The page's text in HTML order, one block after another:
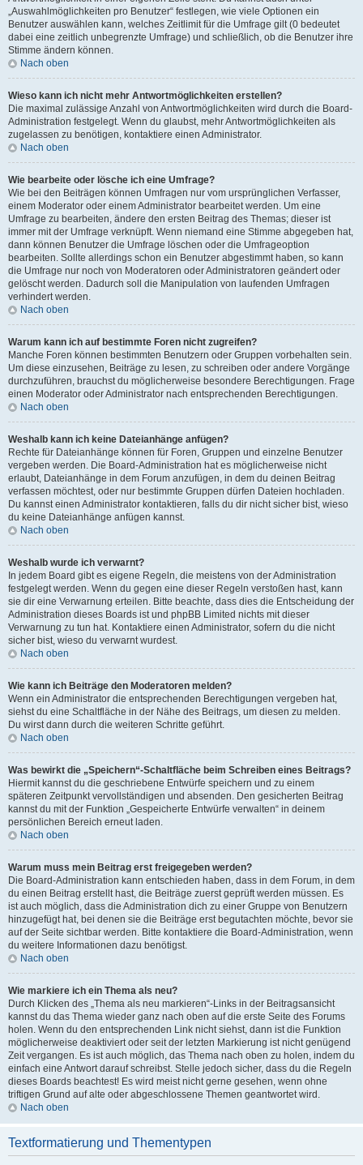
„Auswahlmöglichkeiten pro Benutzer“ festlegen, wie viele Optionen ein
Benutzer auswählen kann, welches Zeitlimit für die Umfrage gilt (0 bedeutet
dabei eine zeitlich unbegrenzte Umfrage) und schließlich, ob die Benutzer ihre
Stimme ändern können.
Nach oben
Wieso kann ich nicht mehr Antwortmöglichkeiten erstellen?
Die maximal zulässige Anzahl von Antwortmöglichkeiten wird durch die Board-
Administration festgelegt. Wenn du glaubst, mehr Antwortmöglichkeiten als
zugelassen zu benötigen, kontaktiere einen Administrator.
Nach oben
Wie bearbeite oder lösche ich eine Umfrage?
Wie bei den Beiträgen können Umfragen nur vom ursprünglichen Verfasser,
einem Moderator oder einem Administrator bearbeitet werden. Um eine
Umfrage zu bearbeiten, ändere den ersten Beitrag des Themas; dieser ist
immer mit der Umfrage verknüpft. Wenn niemand eine Stimme abgegeben hat,
dann können Benutzer die Umfrage löschen oder die Umfrageoption
bearbeiten. Sollte allerdings schon ein Benutzer abgestimmt haben, so kann
die Umfrage nur noch von Moderatoren oder Administratoren geändert oder
gelöscht werden. Dadurch soll die Manipulation von laufenden Umfragen
verhindert werden.
Nach oben
Warum kann ich auf bestimmte Foren nicht zugreifen?
Manche Foren können bestimmten Benutzern oder Gruppen vorbehalten sein.
Um diese einzusehen, Beiträge zu lesen, zu schreiben oder andere Vorgänge
durchzuführen, brauchst du möglicherweise besondere Berechtigungen. Frage
einen Moderator oder Administrator nach entsprechenden Berechtigungen.
Nach oben
Weshalb kann ich keine Dateianhänge anfügen?
Rechte für Dateianhänge können für Foren, Gruppen und einzelne Benutzer
vergeben werden. Die Board-Administration hat es möglicherweise nicht
erlaubt, Dateianhänge in dem Forum anzufügen, in dem du deinen Beitrag
verfassen möchtest, oder nur bestimmte Gruppen dürfen Dateien hochladen.
Du kannst einen Administrator kontaktieren, falls du dir nicht sicher bist, wieso
du keine Dateianhänge anfügen kannst.
Nach oben
Weshalb wurde ich verwarnt?
In jedem Board gibt es eigene Regeln, die meistens von der Administration
festgelegt werden. Wenn du gegen eine dieser Regeln verstoßen hast, kann
sie dir eine Verwarnung erteilen. Bitte beachte, dass dies die Entscheidung der
Administration dieses Boards ist und phpBB Limited nichts mit dieser
Verwarnung zu tun hat. Kontaktiere einen Administrator, sofern du die nicht
sicher bist, wieso du verwarnt wurdest.
Nach oben
Wie kann ich Beiträge den Moderatoren melden?
Wenn ein Administrator die entsprechenden Berechtigungen vergeben hat,
siehst du eine Schaltfläche in der Nähe des Beitrags, um diesen zu melden.
Du wirst dann durch die weiteren Schritte geführt.
Nach oben
Was bewirkt die „Speichern“-Schaltfläche beim Schreiben eines Beitrags?
Hiermit kannst du die geschriebene Entwürfe speichern und zu einem
späteren Zeitpunkt vervollständigen und absenden. Den gesicherten Beitrag
kannst du mit der Funktion „Gespeicherte Entwürfe verwalten“ in deinem
persönlichen Bereich erneut laden.
Nach oben
Warum muss mein Beitrag erst freigegeben werden?
Die Board-Administration kann entschieden haben, dass in dem Forum, in dem
du einen Beitrag erstellt hast, die Beiträge zuerst geprüft werden müssen. Es
ist auch möglich, dass die Administration dich zu einer Gruppe von Benutzern
hinzugefügt hat, bei denen sie die Beiträge erst begutachten möchte, bevor sie
auf der Seite sichtbar werden. Bitte kontaktiere die Board-Administration, wenn
du weitere Informationen dazu benötigst.
Nach oben
Wie markiere ich ein Thema als neu?
Durch Klicken des „Thema als neu markieren“-Links in der Beitragsansicht
kannst du das Thema wieder ganz nach oben auf die erste Seite des Forums
holen. Wenn du den entsprechenden Link nicht siehst, dann ist die Funktion
möglicherweise deaktiviert oder seit der letzten Markierung ist nicht genügend
Zeit vergangen. Es ist auch möglich, das Thema nach oben zu holen, indem du
einfach eine Antwort darauf schreibst. Stelle jedoch sicher, dass du die Regeln
dieses Boards beachtest! Es wird meist nicht gerne gesehen, wenn ohne
triftigen Grund auf alte oder abgeschlossene Themen geantwortet wird.
Nach oben
Textformatierung und Thementypen